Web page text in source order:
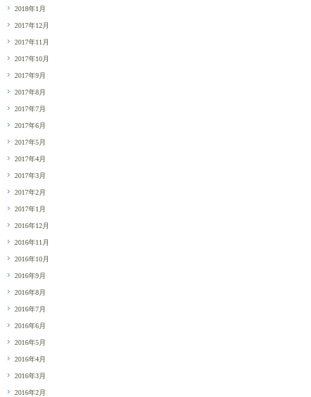
2018年1月
2017年12月
2017年11月
2017年10月
2017年9月
2017年8月
2017年7月
2017年6月
2017年5月
2017年4月
2017年3月
2017年2月
2017年1月
2016年12月
2016年11月
2016年10月
2016年9月
2016年8月
2016年7月
2016年6月
2016年5月
2016年4月
2016年3月
2016年2月